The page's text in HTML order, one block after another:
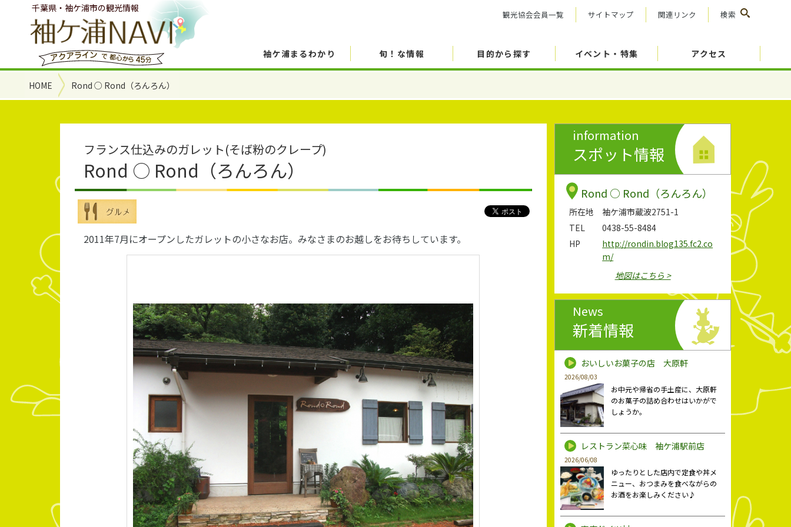
千葉県・袖ケ浦市の観光情報
観光協会会員一覧 サイトマップ 関連リンク 検索
袖ケ浦まるわかり 旬！な情報 目的から探す イベント・特集 アクセス
HOME Rond ○ Rond（ろんろん）
フランス仕込みのガレット(そば粉のクレープ)
Rond ○ Rond（ろんろん）
2011年7月にオープンしたガレットの小さなお店。みなさまのお越しをお待ちしています。
information
スポット情報
Rond ○ Rond（ろんろん）
所在地
袖ケ浦市蔵波2751-1
TEL
0438-55-8484
HP
http://rondin.blog135.fc2.co
m/
地図はこちら >
News
新着情報
おいしいお菓子の店 大原軒
2026/08/03
お中元や帰省の手土産に、大原軒
のお菓子の詰め合わせはいかがで
しょうか。
レストラン菜心味 袖ケ浦駅前店
2026/06/08
ゆったりとした店内で定食や丼メ
ニュー、おつまみを食べながらの
お酒をお楽しみください♪